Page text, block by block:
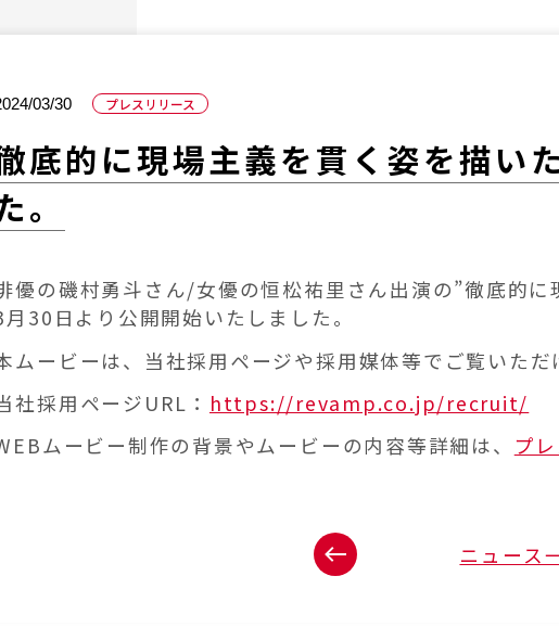
03/30 プレスリリース
底的に現場主義を貫く姿を描い
。
優の磯村勇斗さん/女優の恒松祐里さん出演の”徹底的
月30日より公開開始いたしました。
ムービーは、当社採用ページや採用媒体等でご覧いただ
社採用ページURL： https://revamp.co.jp/recruit/
ムービー制作の背景やムービーの内容等詳細は、 プ
ニュース